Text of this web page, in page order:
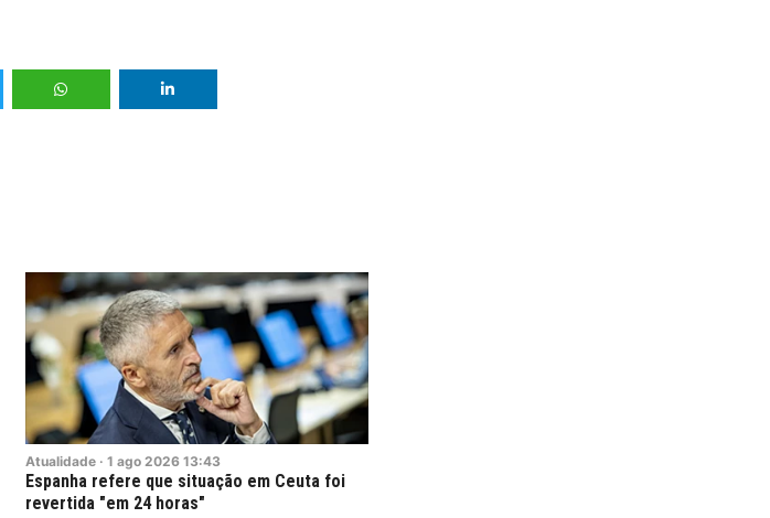
Atualidade · 1 ago 2026 13:43
Espanha refere que situação em Ceuta foi
revertida "em 24 horas"